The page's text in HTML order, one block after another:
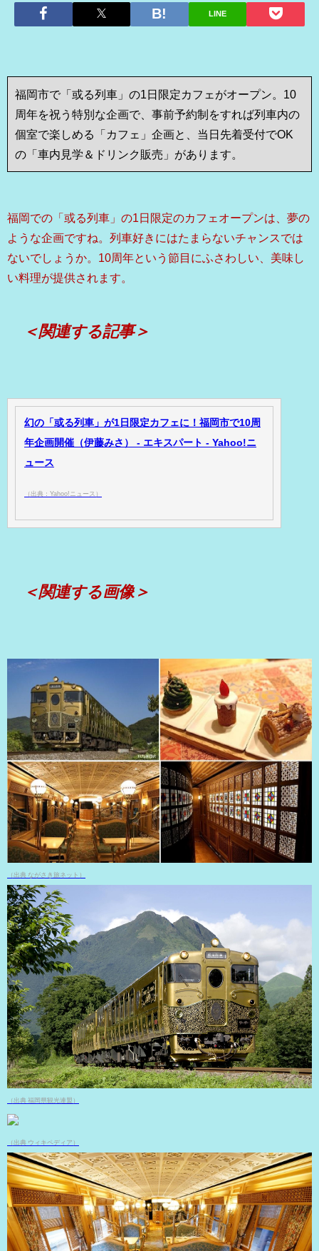
LINE
福岡市で「或る列車」の1日限定カフェがオープン。10
周年を祝う特別な企画で、 事前予約制をすれば列車内の
個室で楽しめる「カフェ」企画と、当日先着受付でOK
の「車内見学＆ドリンク販売」があります。
福岡での「或る列車」の1日限定のカフェオープンは、夢の
ような企画ですね。列車好きにはたまらないチャンスでは
ないでしょうか。10周年という節目にふさわしい、美味し
い料理が提供されます。
＜関連する記事＞
幻の「或る列車」が1日限定カフェに！福岡市で10周
年企画開催（伊藤みさ） - エキスパート - Yahoo!ニ
ュース
（出典：Yahoo!ニュース）
＜関連する画像＞
（出典 ながさき旅ネット）
（出典 福岡県観光連盟）
（出典 ウィキペディア）